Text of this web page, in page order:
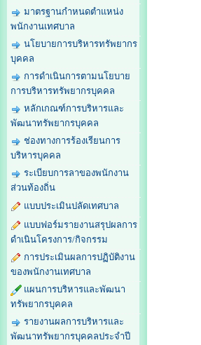
มาตรฐานกำหนดตำแหน่ง
พนักงานเทศบาล
นโยบายการบริหารทรัพยากร
บุคคล
การดำเนินการตามนโยบาย
การบริหารทรัพยากรบุคคล
หลักเกณฑ์การบริหารและ
พัฒนาทรัพยากรบุคคล
ช่องทางการร้องเรียนการ
บริหารบุคคล
ระเบียบการลาของพนักงาน
ส่วนท้องถิ่น
แบบประเมินปลัดเทศบาล
แบบฟอร์มรายงานสรุปผลการ
ดำเนินโครงการ/กิจกรรม
การประเมินผลการปฏิบัติงาน
ของพนักงานเทศบาล
แผนการบริหารและพัฒนา
ทรัพยากรบุคคล
รายงานผลการบริหารและ
พัฒนาทรัพยากรบุคคลประจำปี